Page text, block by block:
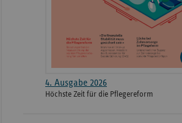
4. Ausgabe 2026
Höchste Zeit für die Pflegereform